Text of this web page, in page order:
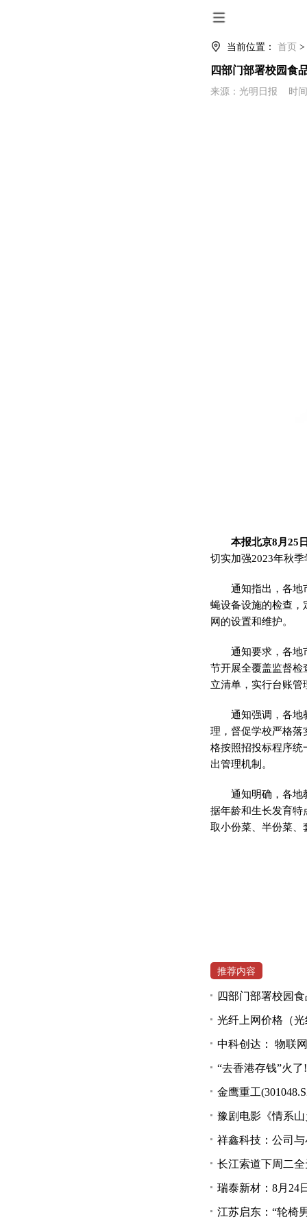
当前位置： 首页 >
四部门部署校园食
来源：光明日报 时间
本报北京8月25
切实加强2023年秋
通知指出，各地
蝇设备设施的检查，
网的设置和维护。
通知要求，各地
节开展全覆盖监督检
立清单，实行台账
通知强调，各地
理，督促学校严格落
格按照招投标程序统
出管理机制。
通知明确，各地
据年龄和生长发育特
取小份菜、半份菜、
推荐内容
四部门部署校园
光纤上网价格（
中科创达： 物联
“去香港存钱”火
金鹰重工
豫剧电影《情系
祥鑫科技：公司
长江索道下周二
瑞泰新材：8月24
江苏启东：“轮椅